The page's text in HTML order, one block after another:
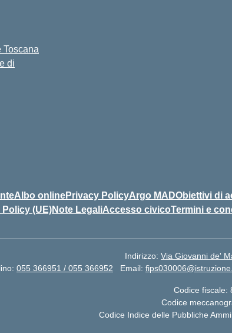
di
Albo onlinePrivacy PolicyArgo MADObiettivi di
(UE)Note LegaliAccesso civicoTermini e
Indirizzo: Via Giovanni de'
055 366951 / 055 366952 Email:
Codice fiscale:
Codice
Codice Indice delle Pubbliche